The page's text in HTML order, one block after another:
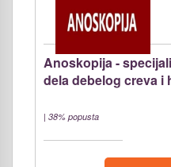
Anoskopija -
dela debelog creva i
| 38% popusta